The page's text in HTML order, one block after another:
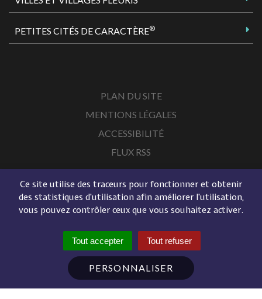
Ce site utilise des traceurs pour fonctionner et obtenir
des statistiques d'utilisation afin améliorer l'utilisation,
vous pouvez contrôler ceux que vous souhaitez activer.
Tout accepter Tout refuser
PERSONNALISER
PETITES CITÉS DE CARACTÈRE®
PLAN DU SITE
MENTIONS LÉGALES
ACCESSIBILITÉ
FLUX RSS